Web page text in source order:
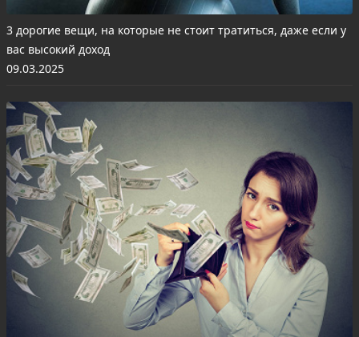
3 дорогие вещи, на которые не стоит тратиться, даже если у
вас высокий доход
09.03.2025